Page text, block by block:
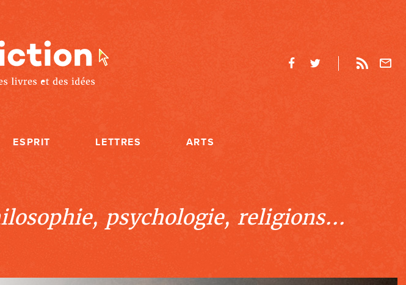
ESPRIT LETTRES ARTS
psychologie, religions...